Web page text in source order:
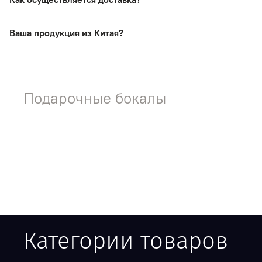
Ваша продукция из Китая?
Подарочные бокалы
Категории товаров